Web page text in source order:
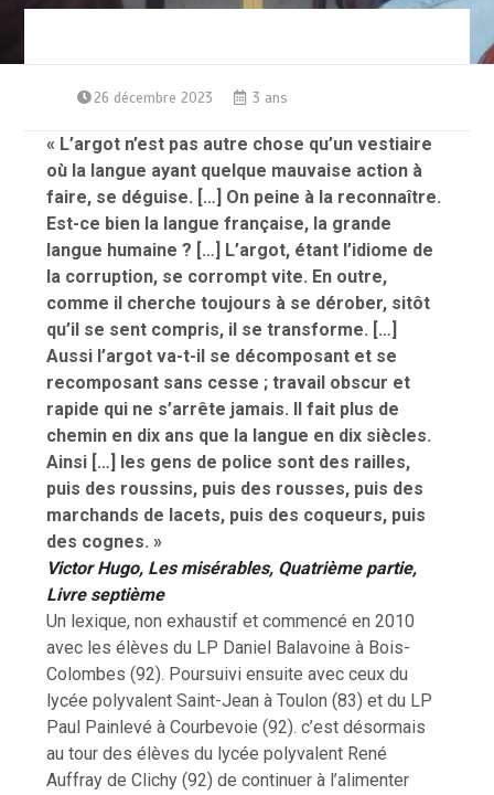
26 décembre 2023 3 ans
« L’argot n’est pas autre chose qu’un vestiaire
où la langue ayant quelque mauvaise action à
faire, se déguise. […] On peine à la reconnaître.
Est-ce bien la langue française, la grande
langue humaine ? […] L’argot, étant l’idiome de
la corruption, se corrompt vite. En outre,
comme il cherche toujours à se dérober, sitôt
qu’il se sent compris, il se transforme. […]
Aussi l’argot va-t-il se décomposant et se
recomposant sans cesse ; travail obscur et
rapide qui ne s’arrête jamais. Il fait plus de
chemin en dix ans que la langue en dix siècles.
Ainsi […] les gens de police sont des railles,
puis des roussins, puis des rousses, puis des
marchands de lacets, puis des coqueurs, puis
des cognes. »
Victor Hugo, Les misérables, Quatrième partie,
Livre septième
Un lexique, non exhaustif et commencé en 2010
avec les élèves du LP Daniel Balavoine à Bois-
Colombes (92). Poursuivi ensuite avec ceux du
lycée polyvalent Saint-Jean à Toulon (83) et du LP
Paul Painlevé à Courbevoie (92). c’est désormais
au tour des élèves du lycée polyvalent René
Auffray de Clichy (92) de continuer à l’alimenter